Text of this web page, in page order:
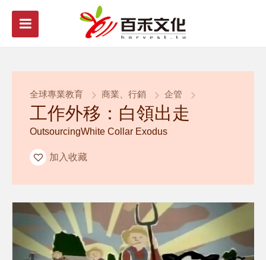
全球專業教育 商業、行銷 企管
工作外移：白領出走
OutsourcingWhite Collar Exodus
加入收藏